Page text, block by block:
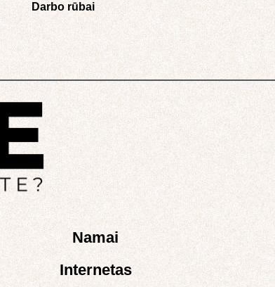
Darbo rūbai
Namai
Internetas